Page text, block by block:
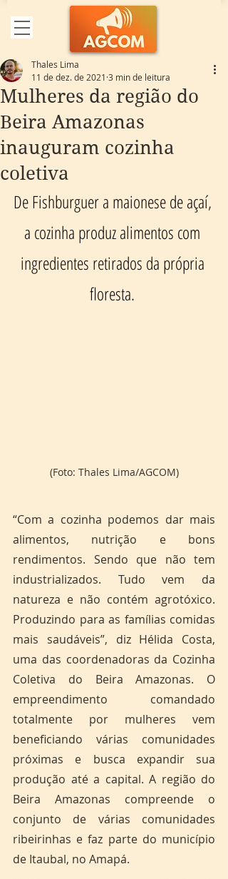
Mulheres da região do
Beira Amazonas
inauguram cozinha
coletiva
Thales Lima
11 de dez. de 2021 3 min de leitura
De Fishburguer a maionese de açaí,
a cozinha produz alimentos com
ingredientes retirados da própria
floresta.
(Foto: Thales Lima/AGCOM)
“Com a cozinha podemos dar mais
alimentos, nutrição e bons
rendimentos. Sendo que não tem
industrializados. Tudo vem da
natureza e não contém agrotóxico.
Produzindo para as famílias comidas
mais saudáveis”, diz Hélida Costa,
uma das coordenadoras da Cozinha
Coletiva do Beira Amazonas. O
empreendimento comandado
totalmente por mulheres vem
beneficiando várias comunidades
próximas e busca expandir sua
produção até a capital. A região do
Beira Amazonas compreende o
conjunto de várias comunidades
ribeirinhas e faz parte do município
de Itaubal, no Amapá.